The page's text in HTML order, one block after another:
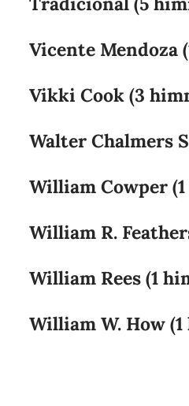
Vicente Mendoza
Vikki Cook (3
Walter Chalmers
William Cowper
William R.
William Rees (1
William W. How